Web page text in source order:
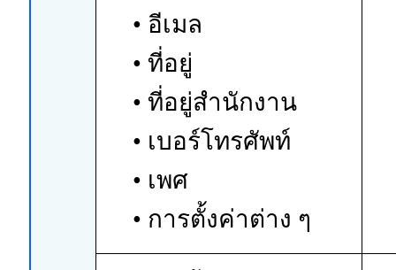
• อีเมล
• ที่อยู่
• ที่อยู่สำนักงาน
• เบอร์โทรศัพท์
• เพศ
• การตั้งค่าต่าง ๆ